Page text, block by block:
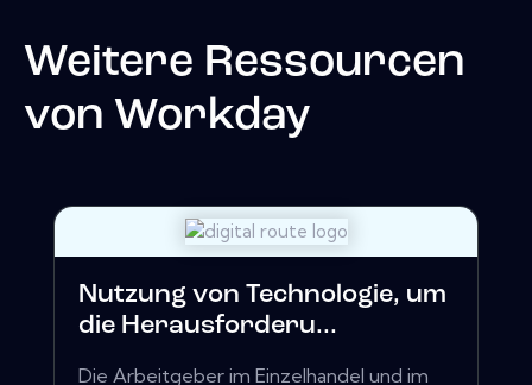
Weitere Ressourcen
von Workday
Nutzung von Technologie, um
die Herausforderu...
Die Arbeitgeber im Einzelhandel und im